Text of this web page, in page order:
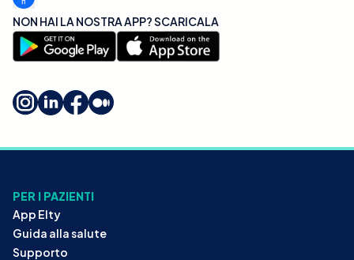
NON HAI LA NOSTRA APP? SCARICALA
PER I PAZIENTI
App Elty
Guida alla salute
Supporto